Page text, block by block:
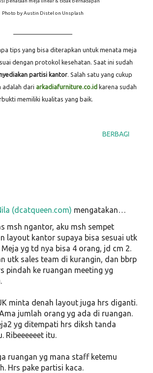
Photo by Austin Distel on Unsplash
tips yang bisa diterapkan untuk menata meja
dengan protokol kesehatan. Saat ini sudah
partisi kantor. Salah satu yang cukup
adalah dari arkadiafurniture.co.id karena sudah
memiliki kualitas yang baik.
BERBAGI
(dcatqueen.com) mengatakan…
msh ngantor, aku msh sempet
layout kantor supaya bisa sesuai utk
Meja yg td nya bisa 4 orang, jd cm 2.
utk sales team di kurangin, dan bbrp
pindah ke ruangan meeting yg
minta denah layout juga hrs diganti.
jumlah orang yg ada di ruangan.
yg ditempati hrs diksh tanda
Ribeeeeeet itu.
ruangan yg mana staff ketemu
Hrs pake partisi kaca.